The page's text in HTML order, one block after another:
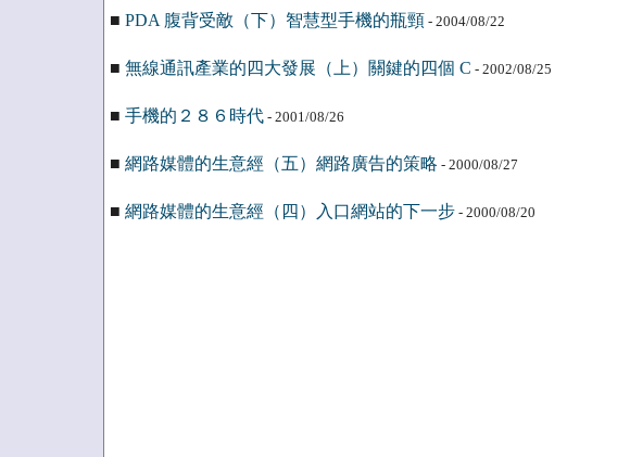
■ PDA 腹背受敵（下）智慧型手機的瓶頸 - 2004/08/22
■ 無線通訊產業的四大發展（上）關鍵的四個 C - 2002/08/25
■ 手機的２８６時代- 2001/08/26
■ 網路媒體的生意經（五）網路廣告的策略 - 2000/08/27
■ 網路媒體的生意經（四）入口網站的下一步- 2000/08/20